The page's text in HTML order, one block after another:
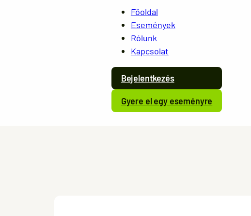
Főoldal
Események
Rólunk
Kapcsolat
Bejelentkezés
Gyere el egy eseményre